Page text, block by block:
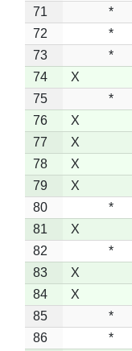
71
*
72
*
73
*
74
X
75
*
76
X
77
X
78
X
79
X
80
*
81
X
82
*
83
X
84
X
85
*
86
*